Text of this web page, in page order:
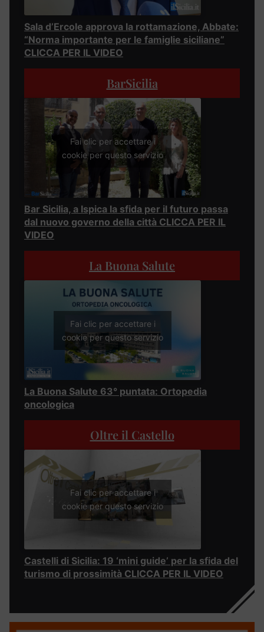
Sala d’Ercole approva la rottamazione, Abbate:
“Norma importante per le famiglie siciliane”
CLICCA PER IL VIDEO
BarSicilia
Fai clic per accettare i
cookie per questo servizio
Bar Sicilia, a Ispica la sfida per il futuro passa
dal nuovo governo della città CLICCA PER IL
VIDEO
La Buona Salute
Fai clic per accettare i
cookie per questo servizio
La Buona Salute 63° puntata: Ortopedia
oncologica
Oltre il Castello
Fai clic per accettare i
cookie per questo servizio
Castelli di Sicilia: 19 ‘mini guide’ per la sfida del
turismo di prossimità CLICCA PER IL VIDEO